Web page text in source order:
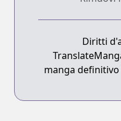
Diritti
manga